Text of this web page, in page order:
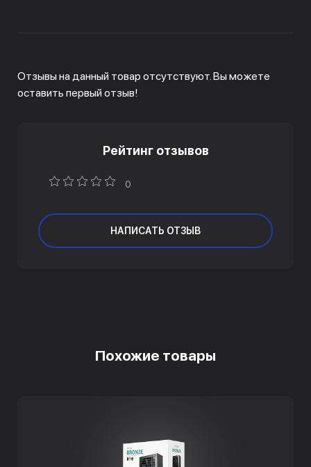
Отзывы на данный товар отсутствуют. Вы можете
оставить первый отзыв!
Рейтинг отзывов
0
НАПИСАТЬ ОТЗЫВ
Похожие товары